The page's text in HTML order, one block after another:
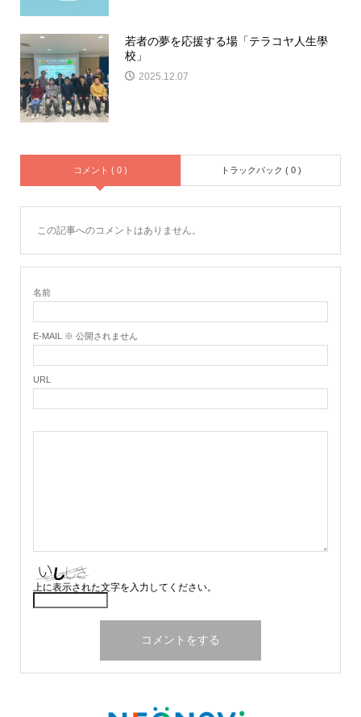
若者の夢を応援する場「テラコヤ人生學
校」
2025.12.07
コメント ( 0 ) トラックバック ( 0 )
この記事へのコメントはありません。
名前
E-MAIL ※ 公開されません
URL
上に表示された文字を入力してください。